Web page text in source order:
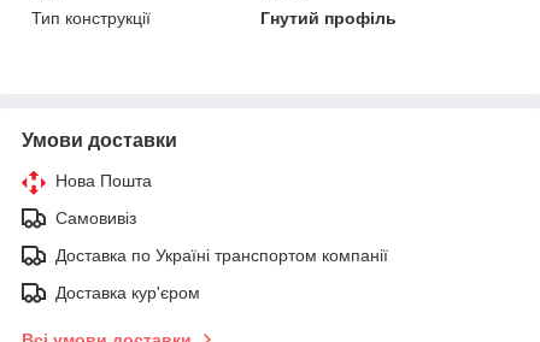
Тип конструкції
Гнутий профіль
Умови доставки
Нова Пошта
Самовивіз
Доставка по Україні транспортом компанії
Доставка кур'єром